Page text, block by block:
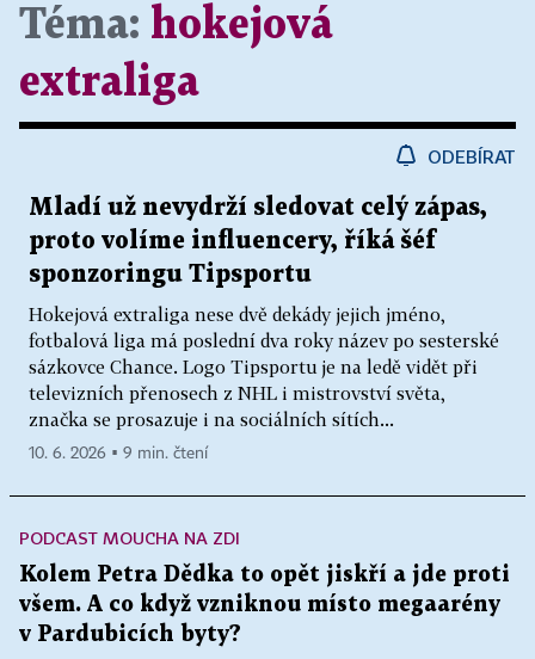
Téma: hokejová
extraliga
ODEBÍRAT
Mladí už nevydrží sledovat celý zápas,
proto volíme influencery, říká šéf
sponzoringu Tipsportu
Hokejová extraliga nese dvě dekády jejich jméno,
fotbalová liga má poslední dva roky název po sesterské
sázkovce Chance. Logo Tipsportu je na ledě vidět při
televizních přenosech z NHL i mistrovství světa,
značka se prosazuje i na sociálních sítích...
10. 6. 2026 ▪ 9 min. čtení
PODCAST MOUCHA NA ZDI
Kolem Petra Dědka to opět jiskří a jde proti
všem. A co když vzniknou místo megaarény
v Pardubicích byty?